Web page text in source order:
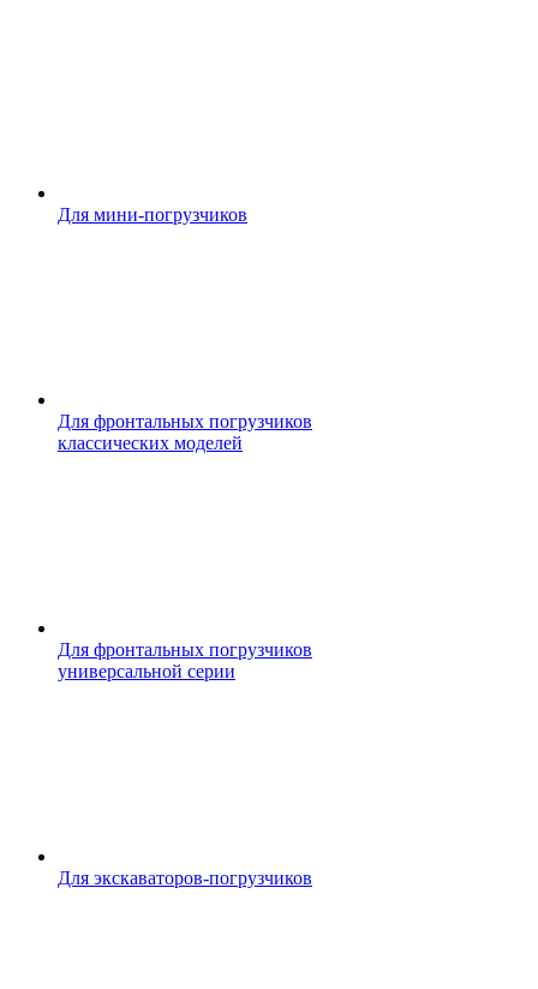
Для мини-погрузчиков
Для фронтальных погрузчиков
классических моделей
Для фронтальных погрузчиков
универсальной серии
Для экскаваторов-погрузчиков